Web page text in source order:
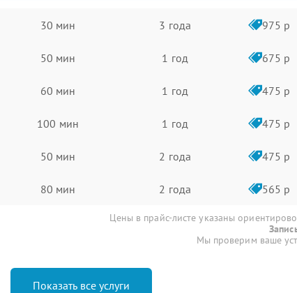
30 мин 3 года 975 р
50 мин 1 год 675 р
60 мин 1 год 475 р
100 мин 1 год 475 р
50 мин 2 года 475 р
80 мин 2 года 565 р
Цены в прайс-листе указаны
Мы проверим ваше
Показать все услуги